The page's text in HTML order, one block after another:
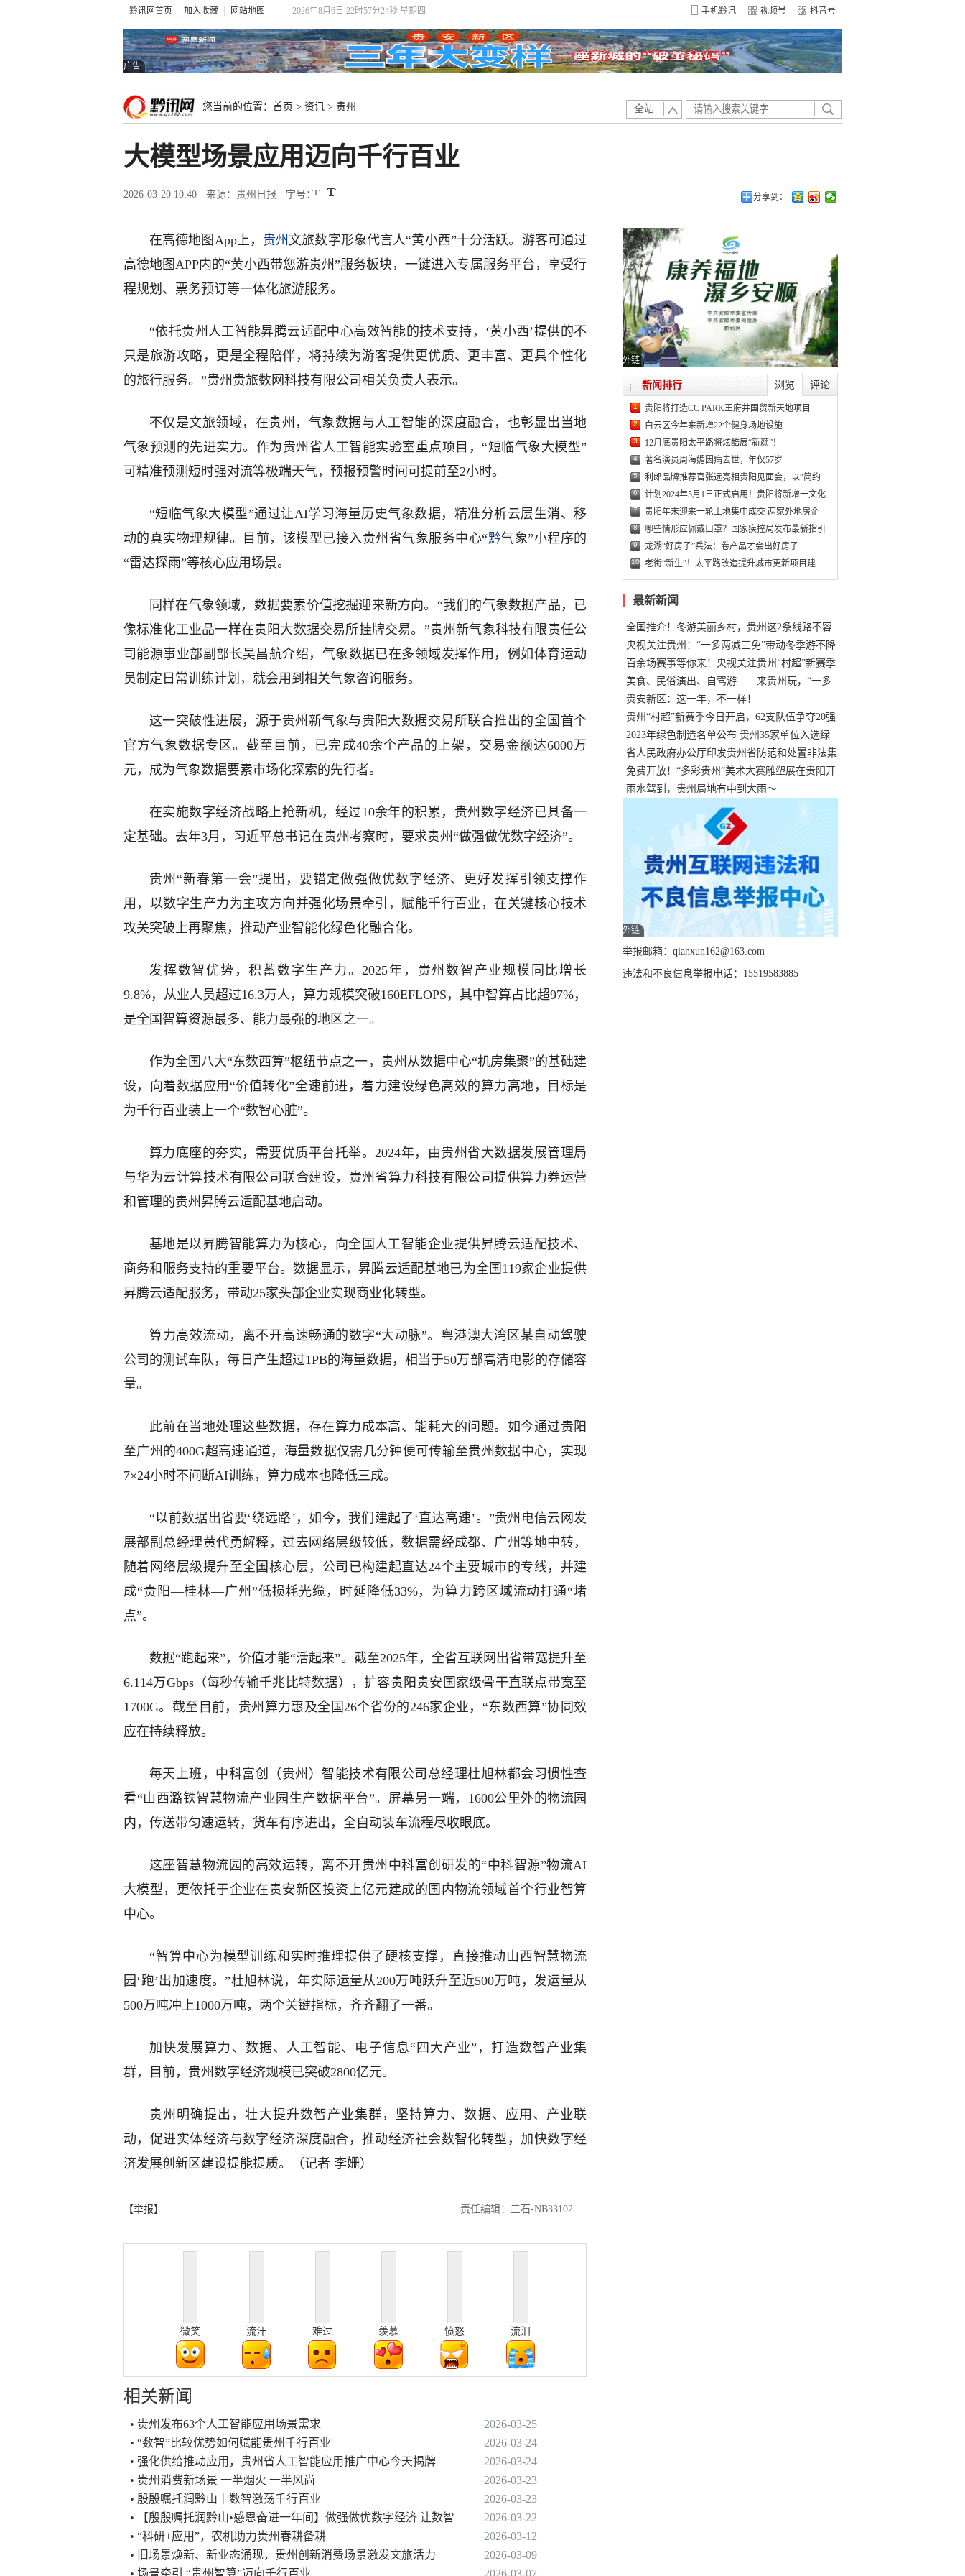
黔讯网首页 加入收藏 网站地图 2026年8月6日 22时57分24秒 星期四 手机黔讯 视频号 抖音号
广告
您当前的位置： 首页 > 资讯 > 贵州 全站
大模型场景应用迈向千行百业
2026-03-20 10:40 来源：贵州日报 字号： 分享到：
在高德地图App上， 贵州 文旅数字形象代言人“黄小西”十分活跃。游客可通过
高德地图APP内的“黄小西带您游贵州”服务板块，一键进入专属服务平台，享受行
程规划、票务预订等一体化旅游服务。
“依托贵州人工智能昇腾云适配中心高效智能的技术支持，‘黄小西’提供的不
只是旅游攻略，更是全程陪伴，将持续为游客提供更优质、更丰富、更具个性化
的旅行服务。”贵州贵旅数网科技有限公司相关负责人表示。
不仅是文旅领域，在贵州，气象数据与人工智能的深度融合，也彰显出当地
气象预测的先进实力。作为贵州省人工智能实验室重点项目，“短临气象大模型”
可精准预测短时强对流等极端天气，预报预警时间可提前至2小时。
“短临气象大模型”通过让AI学习海量历史气象数据，精准分析云层生消、移
动的真实物理规律。目前，该模型已接入贵州省气象服务中心“黔气象”小程序的
“雷达探雨”等核心应用场景。
同样在气象领域，数据要素价值挖掘迎来新方向。“我们的气象数据产品，已
像标准化工业品一样在贵阳大数据交易所挂牌交易。”贵州新气象科技有限责任公
司能源事业部副部长吴昌航介绍，气象数据已在多领域发挥作用，例如体育运动
员制定日常训练计划，就会用到相关气象咨询服务。
这一突破性进展，源于贵州新气象与贵阳大数据交易所联合推出的全国首个
官方气象数据专区。截至目前，已完成40余个产品的上架，交易金额达6000万
元，成为气象数据要素市场化探索的先行者。
在实施数字经济战略上抢新机，经过10余年的积累，贵州数字经济已具备一
定基础。去年3月，习近平总书记在贵州考察时，要求贵州“做强做优数字经济”。
贵州“新春第一会”提出，要锚定做强做优数字经济、更好发挥引领支撑作
用，以数字生产力为主攻方向并强化场景牵引，赋能千行百业，在关键核心技术
攻关突破上再聚焦，推动产业智能化绿色化融合化。
发挥数智优势，积蓄数字生产力。2025年，贵州数智产业规模同比增长
9.8%，从业人员超过16.3万人，算力规模突破160EFLOPS，其中智算占比超97%，
是全国智算资源最多、能力最强的地区之一。
作为全国八大“东数西算”枢纽节点之一，贵州从数据中心“机房集聚”的基础建
设，向着数据应用“价值转化”全速前进，着力建设绿色高效的算力高地，目标是
为千行百业装上一个“数智心脏”。
算力底座的夯实，需要优质平台托举。2024年，由贵州省大数据发展管理局
与华为云计算技术有限公司联合建设，贵州省算力科技有限公司提供算力券运营
和管理的贵州昇腾云适配基地启动。
基地是以昇腾智能算力为核心，向全国人工智能企业提供昇腾云适配技术、
商务和服务支持的重要平台。数据显示，昇腾云适配基地已为全国119家企业提供
昇腾云适配服务，带动25家头部企业实现商业化转型。
算力高效流动，离不开高速畅通的数字“大动脉”。粤港澳大湾区某自动驾驶
公司的测试车队，每日产生超过1PB的海量数据，相当于50万部高清电影的存储容
量。
此前在当地处理这些数据，存在算力成本高、能耗大的问题。如今通过贵阳
至广州的400G超高速通道，海量数据仅需几分钟便可传输至贵州数据中心，实现
7×24小时不间断AI训练，算力成本也降低三成。
“以前数据出省要‘绕远路’，如今，我们建起了‘直达高速’。”贵州电信云网发
展部副总经理黄代勇解释，过去网络层级较低，数据需经成都、广州等地中转，
随着网络层级提升至全国核心层，公司已构建起直达24个主要城市的专线，并建
成“贵阳—桂林—广州”低损耗光缆，时延降低33%，为算力跨区域流动打通“堵
点”。
数据“跑起来”，价值才能“活起来”。截至2025年，全省互联网出省带宽提升至
6.114万Gbps（每秒传输千兆比特数据），扩容贵阳贵安国家级骨干直联点带宽至
1700G。截至目前，贵州算力惠及全国26个省份的246家企业，“东数西算”协同效
应在持续释放。
每天上班，中科富创（贵州）智能技术有限公司总经理杜旭林都会习惯性查
看“山西潞铁智慧物流产业园生产数据平台”。屏幕另一端，1600公里外的物流园
内，传送带匀速运转，货车有序进出，全自动装车流程尽收眼底。
这座智慧物流园的高效运转，离不开贵州中科富创研发的“中科智源”物流AI
大模型，更依托于企业在贵安新区投资上亿元建成的国内物流领域首个行业智算
中心。
“智算中心为模型训练和实时推理提供了硬核支撑，直接推动山西智慧物流
园‘跑’出加速度。”杜旭林说，年实际运量从200万吨跃升至近500万吨，发运量从
500万吨冲上1000万吨，两个关键指标，齐齐翻了一番。
加快发展算力、数据、人工智能、电子信息“四大产业”，打造数智产业集
群，目前，贵州数字经济规模已突破2800亿元。
贵州明确提出，壮大提升数智产业集群，坚持算力、数据、应用、产业联
动，促进实体经济与数字经济深度融合，推动经济社会数智化转型，加快数字经
济发展创新区建设提能提质。（记者 李姗）
【举报】 责任编辑：三石-NB33102
微笑 流汗 难过 羡慕 愤怒 流泪
相关新闻
• 贵州发布63个人工智能应用场景需求
2026-03-25
• “数智”比较优势如何赋能贵州千行百业
2026-03-24
• 强化供给推动应用，贵州省人工智能应用推广中心今天揭牌
2026-03-24
• 贵州消费新场景 一半烟火 一半风尚
2026-03-23
• 殷殷嘱托润黔山｜数智激荡千行百业
2026-03-23
• 【殷殷嘱托润黔山•感恩奋进一年间】做强做优数字经济 让数智
2026-03-22
• “科研+应用”，农机助力贵州春耕备耕
2026-03-12
• 旧场景焕新、新业态涌现，贵州创新消费场景激发文旅活力
2026-03-09
• 场景牵引 “贵州智算”迈向千行百业
2026-03-07
外链
浏览 评论
新闻排行
1 贵阳将打造CC PARK王府井国贸新天地项目
2 白云区今年来新增22个健身场地设施
3 12月底贵阳太平路将炫酷展“新颜”！
4 著名演员周海媚因病去世，年仅57岁
5 利郎品牌推荐官张远亮相贵阳见面会，以“简约
6 计划2024年5月1日正式启用！贵阳将新增一文化
7 贵阳年末迎来一轮土地集中成交 两家外地房企
8 哪些情形应佩戴口罩？国家疾控局发布最新指引
9 龙湖“好房子”兵法：卷产品才会出好房子
10 老街“新生”！太平路改造提升城市更新项目建
最新新闻
全国推介！冬游美丽乡村，贵州这2条线路不容
错过
央视关注贵州：“一多两减三免”带动冬季游不降
温
百余场赛事等你来！央视关注贵州“村超”新赛季
正式“打响”
美食、民俗演出、自驾游……来贵州玩，“一多
两减三免”！
贵安新区：这一年，不一样！
贵州“村超”新赛季今日开启，62支队伍争夺20强
名额
2023年绿色制造名单公布 贵州35家单位入选绿
色工厂
省人民政府办公厅印发贵州省防范和处置非法集
资工作实施细则
免费开放！“多彩贵州”美术大赛雕塑展在贵阳开
展，持续至1月19日
雨水驾到，贵州局地有中到大雨～
外链
举报邮箱：qianxun162@163.com
违法和不良信息举报电话：15519583885